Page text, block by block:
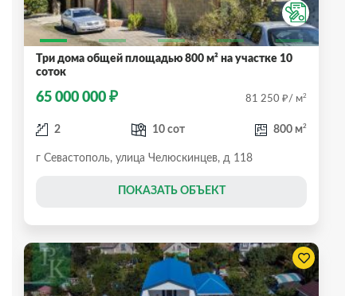
Три дома общей площадью 800 м² на участке 10
соток
65 000 000 ₽ 81 250 ₽/ м2
2 10 сот 800 м2
г Севастополь, улица Челюскинцев, д 118
ПОКАЗАТЬ ОБЪЕКТ